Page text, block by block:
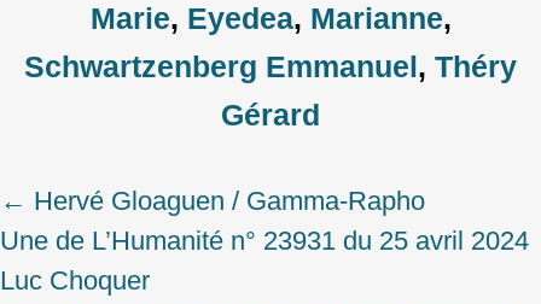
Marie, Eyedea, Marianne,
Schwartzenberg Emmanuel, Théry
Gérard
Post
navigation
← Hervé Gloaguen / Gamma-Rapho
Une de L’Humanité n° 23931 du 25 avril 2024
Luc Choquer